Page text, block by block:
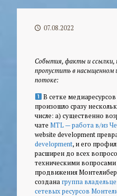
07.08.2022
События, факты и ссылки,
пропустить в насыщенном
потоке:
В сетке
произошло сразу
числе: а) существенно
чате MTL — работа в/из
website development
development, и его
расширен до всех
техническими
продвижения
создана группа
сетевых ресурсов